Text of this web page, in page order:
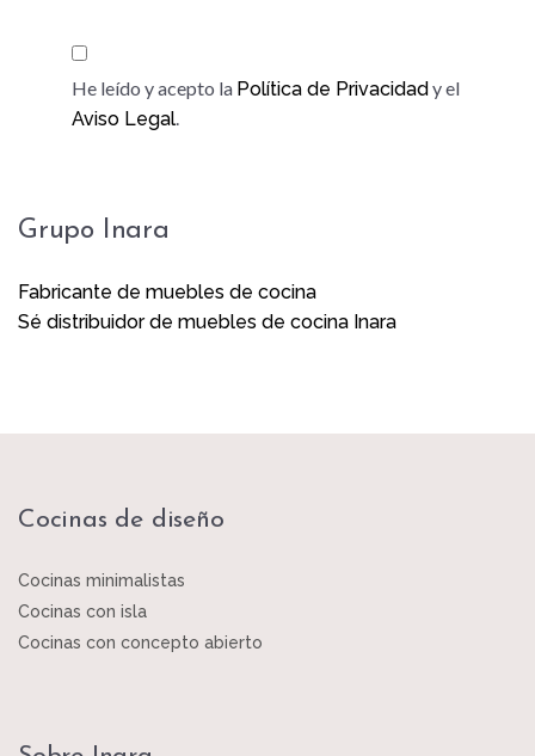
He leído y acepto la Política de Privacidad y el
Aviso Legal.
Grupo Inara
Fabricante de muebles de cocina
Sé distribuidor de muebles de cocina Inara
Cocinas de diseño
Cocinas minimalistas
Cocinas con isla
Cocinas con concepto abierto